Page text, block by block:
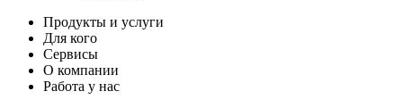
Продукты и услуги
Для кого
Сервисы
О компании
Работа у нас